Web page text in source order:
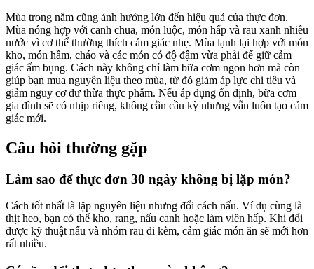
Mùa trong năm cũng ảnh hưởng lớn đến hiệu quả của thực đơn.
Mùa nóng hợp với canh chua, món luộc, món hấp và rau xanh nhiều
nước vì cơ thể thường thích cảm giác nhẹ. Mùa lạnh lại hợp với món
kho, món hầm, cháo và các món có độ đậm vừa phải để giữ cảm
giác ấm bụng. Cách này không chỉ làm bữa cơm ngon hơn mà còn
giúp bạn mua nguyên liệu theo mùa, từ đó giảm áp lực chi tiêu và
giảm nguy cơ dư thừa thực phẩm. Nếu áp dụng ổn định, bữa cơm
gia đình sẽ có nhịp riêng, không cần cầu kỳ nhưng vẫn luôn tạo cảm
giác mới.
Câu hỏi thường gặp
Làm sao để thực đơn 30 ngày không bị lặp món?
Cách tốt nhất là lặp nguyên liệu nhưng đổi cách nấu. Ví dụ cùng là
thịt heo, bạn có thể kho, rang, nấu canh hoặc làm viên hấp. Khi đổi
được kỹ thuật nấu và nhóm rau đi kèm, cảm giác món ăn sẽ mới hơn
rất nhiều.